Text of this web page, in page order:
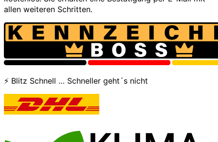
allen weiteren Schritten.
⚡ Blitz Schnell … Schneller geht´s nicht